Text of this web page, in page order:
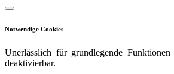
Notwendige Cookies
Unerlässlich für grundlegende
deaktivierbar.